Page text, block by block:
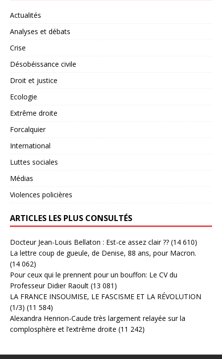
Actualités
Analyses et débats
Crise
Désobéissance civile
Droit et justice
Ecologie
Extrême droite
Forcalquier
International
Luttes sociales
Médias
Violences policières
ARTICLES LES PLUS CONSULTÉS
Docteur Jean-Louis Bellaton : Est-ce assez clair ?? (14 610)
La lettre coup de gueule, de Denise, 88 ans, pour Macron.
(14 062)
Pour ceux qui le prennent pour un bouffon: Le CV du
Professeur Didier Raoult (13 081)
LA FRANCE INSOUMISE, LE FASCISME ET LA RÉVOLUTION
(1/3) (11 584)
Alexandra Henrion-Caude très largement relayée sur la
complosphère et l’extrême droite (11 242)